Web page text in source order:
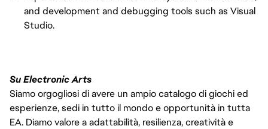
and development and debugging tools such as Visual
Studio.
Su Electronic Arts
Siamo orgogliosi di avere un ampio catalogo di giochi ed
esperienze, sedi in tutto il mondo e opportunità in tutta
EA. Diamo valore a adattabilità, resilienza, creatività e